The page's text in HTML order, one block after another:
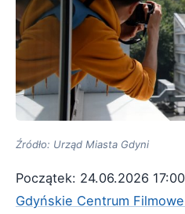
Źródło: Urząd Miasta Gdyni
Początek: 24.06.2026 17:00
Gdyńskie Centrum